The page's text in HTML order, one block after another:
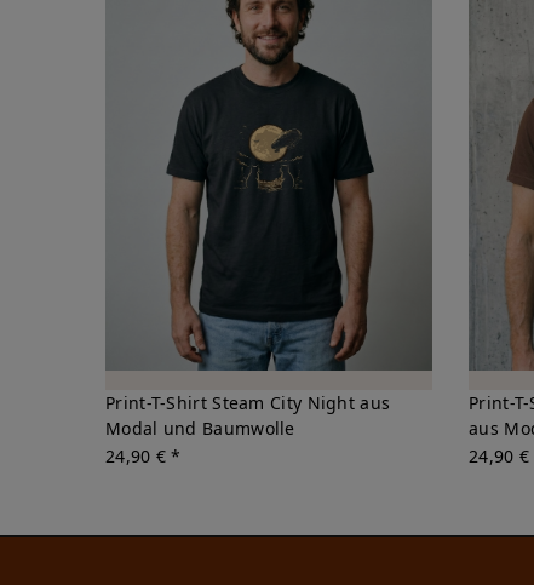
Print-T-Shirt Steam City Night aus
Modal und Baumwolle
24,90 € *
Print-
aus
24,90